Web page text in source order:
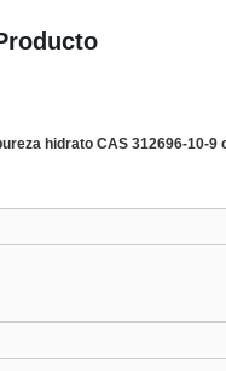
hidrato CAS 312696-10-9